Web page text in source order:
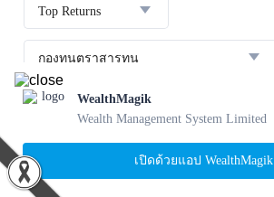
Top Returns
กองทุนตราสารทุน
กองทุน บลจ.
1
SCBBANKINGE
WealthMagik
Wealth Management System Limited
เปิดด้วยแอป WealthMagik